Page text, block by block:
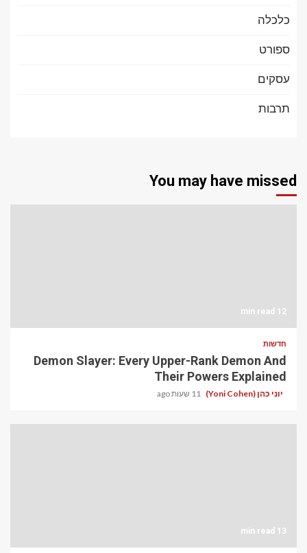
כלכלה
ספורט
עסקים
תרבות
You may have missed
12 min read
חדשות
Demon Slayer: Every Upper-Rank Demon And
Their Powers Explained
יוני כהן (Yoni Cohen) 11 שעות ago
13 min read